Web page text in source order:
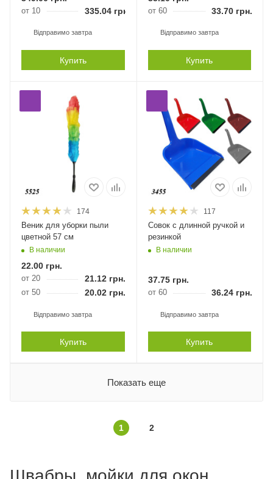
от 10 335.04 грн.
Відправимо завтра
Купить
от 60 33.70грн.
Відправимо завтра
Купить
174
Веник для уборки пыли
цветной 57 см
В наличии
22.00 грн.
от 20 21.12 грн.
от 50 20.02 грн.
Відправимо завтра
Купить
117
Совок с длинной ручкой и
резинкой
В наличии
37.75грн.
от 60 36.24грн.
Відправимо завтра
Купить
Показать еще
1 2